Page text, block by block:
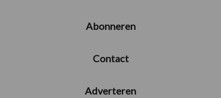
Abonneren
Contact
Adverteren